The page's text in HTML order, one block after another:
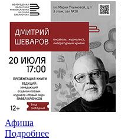
Афиша
Подробнее